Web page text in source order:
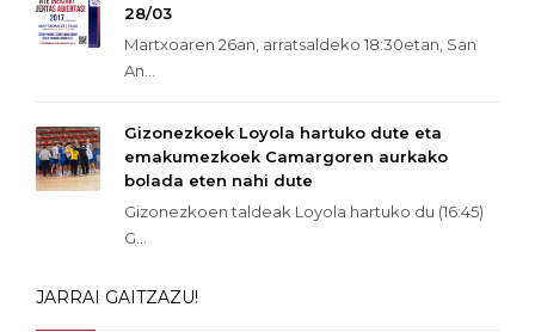
28/03
Martxoaren 26an, arratsaldeko 18:30etan, San
An...
Gizonezkoek Loyola hartuko dute eta
emakumezkoek Camargoren aurkako
bolada eten nahi dute
Gizonezkoen taldeak Loyola hartuko du (16:45)
G...
JARRAI GAITZAZU!